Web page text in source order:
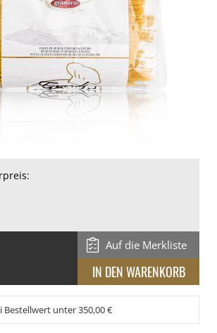
Auf die Merkliste
Bestellwert unter 350,00 €